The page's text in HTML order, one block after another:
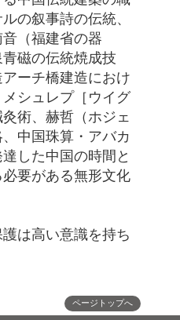
の叙事詩の伝統、
（福建省の器
磁の伝統焼成技
ーチ橋建造におけ
シュレプ［ウイグ
術、赫哲（ホジェ
中国珠算・アバカ
した中国の時間と
要がある無形文化
は高い意識を持ち
ページトップへ